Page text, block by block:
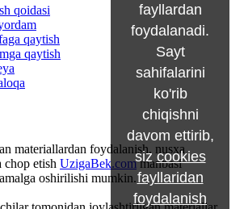
qoidasi
qaytish
qaytish
materiallardan foydalanish, nusxa
chop etish UzigaBek.commanbasi
oshirilishi mumkin.
fayllardan
foydalanadi.
Sayt
sahifalarini
ko'rib
chiqishni
davom ettirib,
sizcookies
fayllaridan
foydalanish